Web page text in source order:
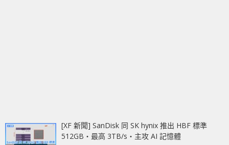
[XF 新聞] SanDisk 同 SK hynix 推出 HBF 標準
512GB‧最高 3TB/s‧主攻 AI 記憶體